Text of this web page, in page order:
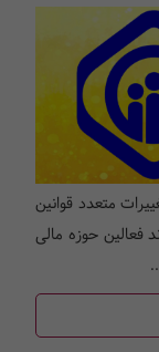
متعدد قوانین
فعالین حوزه مالی